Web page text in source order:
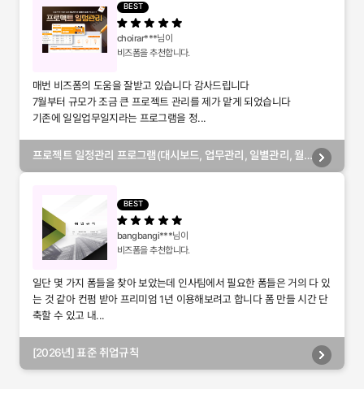
BEST
choirar***님이
비즈폼을 추천합니다.
매번 비즈폼의 도움을 잘받고 있습니다 감사드립니다
7월부터 규모가 조금 큰 프로젝트 관리를 제가 맡게 되었습니다
기존에 일일업무일지라는 프로그램을 정...
프로젝트 일정관리 프로그램(대시보드, 업무관리, 일별관리, 월
BEST
bangbangi***님이
비즈폼을 추천합니다.
일단 몇 가지 폼들을 찾아 보았는데 인사팀에서 필요한 폼들은 거의 다 있
는 것 같아 컨펌 받아 프리미엄 1년 이용해보려고 합니다 폼 만들 시간 단
축할 수 있고 내...
[2026년] 표준 취업규칙